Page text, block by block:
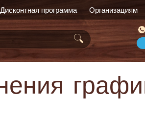
Дисконтная программа Организациям